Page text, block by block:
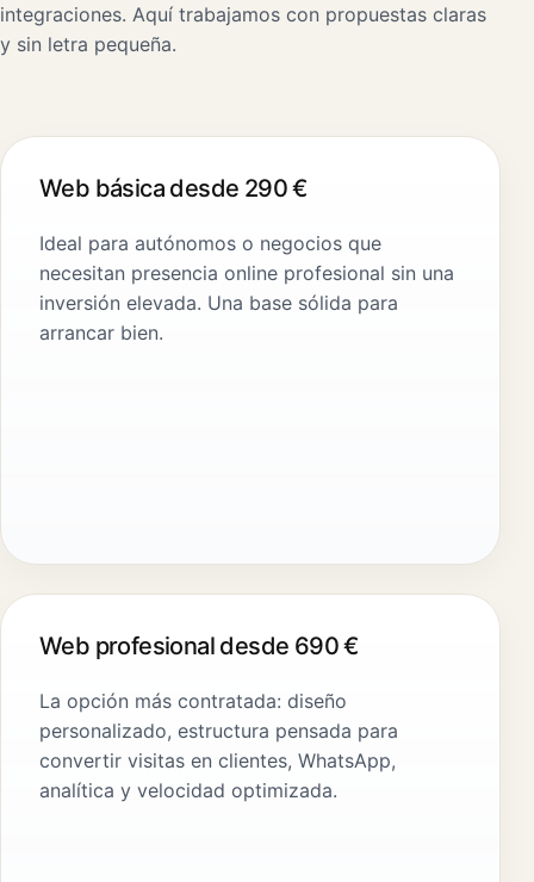
integraciones. Aquí trabajamos con propuestas claras
y sin letra pequeña.
Web básica desde 290 €
Ideal para autónomos o negocios que
necesitan presencia online profesional sin una
inversión elevada. Una base sólida para
arrancar bien.
Web profesional desde 690 €
La opción más contratada: diseño
personalizado, estructura pensada para
convertir visitas en clientes, WhatsApp,
analítica y velocidad optimizada.